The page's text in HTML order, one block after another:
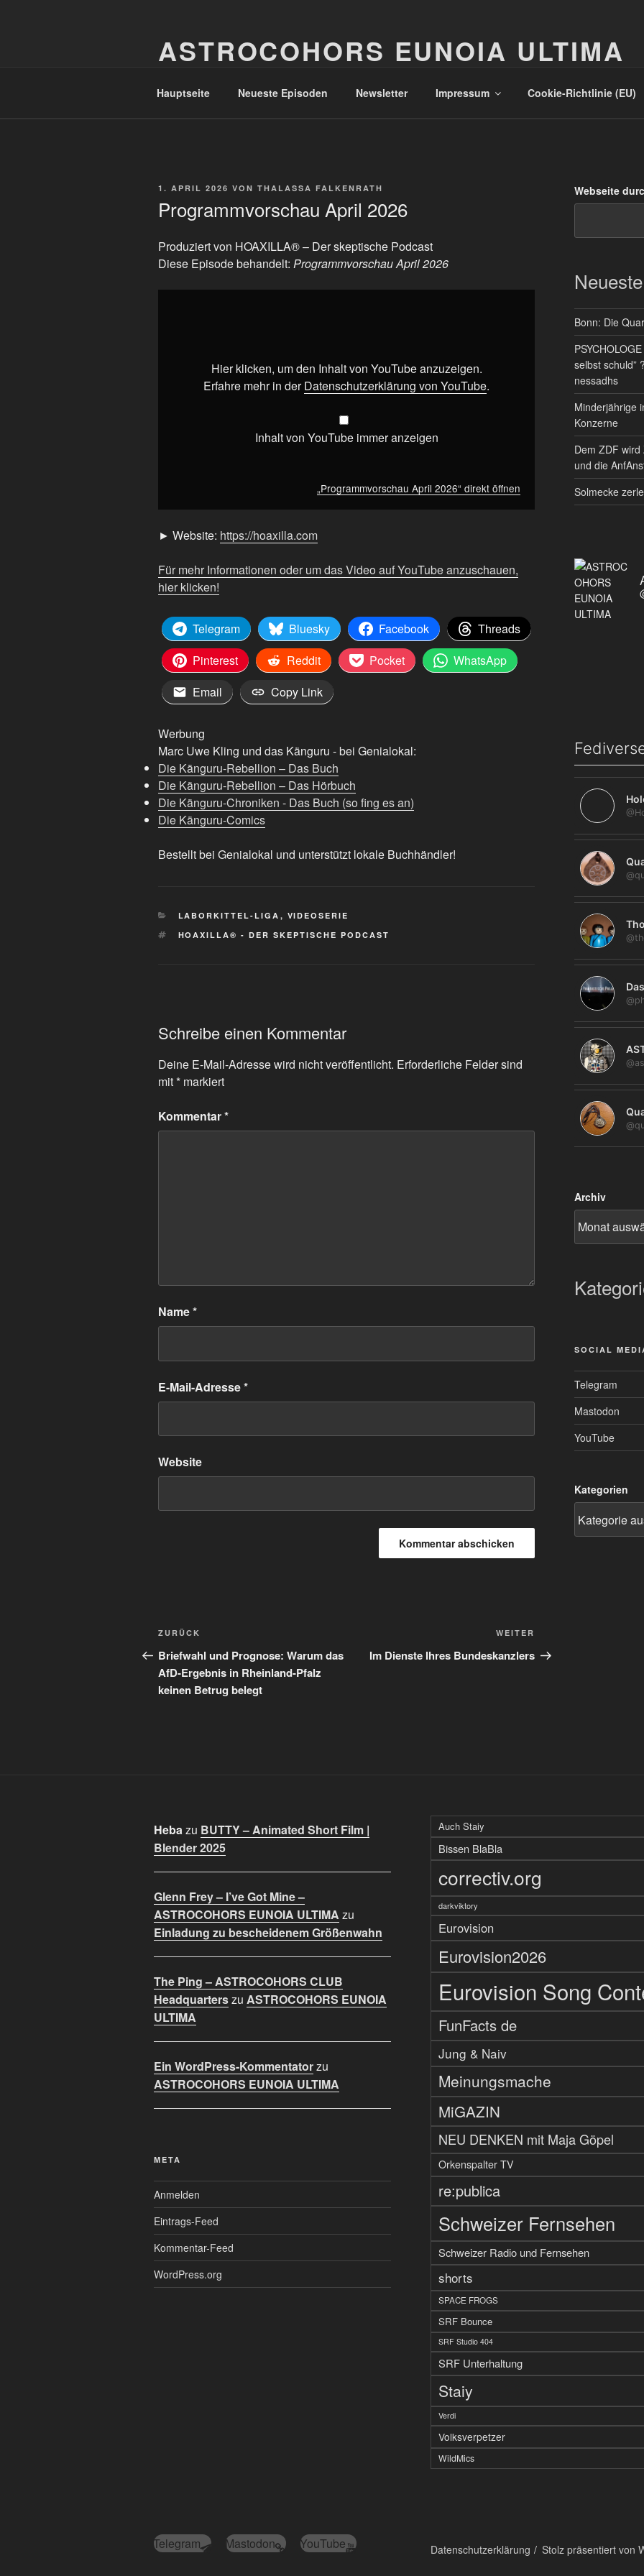
ASTROCOHORS EUNOIA ULTIMA
Hauptseite Neueste Episoden Newsletter Impressum Cookie-Richtlinie (EU)
VERÖFFENTLICHT
1. APRIL 2026 VON THALASSA FALKENRATH
Programmvorschau April 2026
Produziert von HOAXILLA® – Der skeptische Podcast
Diese Episode behandelt: Programmvorschau April 2026
anzeigen
Hier klicken, um den Inhalt von YouTube anzuzeigen.
Erfahre mehr in derDatenschutzerklärung von YouTube.
Inhalt von YouTube immer anzeigen
„Programmvorschau April 2026“ direkt öffnen
► Website: https://hoaxilla.com
Für mehr Informationen oder um das Video auf YouTube anzuschauen,
hier klicken!
Telegram Bluesky Facebook
Threads
Pinterest
Reddit Pocket
WhatsApp
Email
Copy Link
Werbung
Marc Uwe Kling und das Känguru - bei Genialokal:
Die Känguru-Rebellion – Das Buch
Die Känguru-Rebellion – Das Hörbuch
Die Känguru-Chroniken - Das Buch (so fing es an)
Die Känguru-Comics
Bestellt bei Genialokal und unterstützt lokale Buchhändler!
KATEGORIEN
LABORKITTEL-LIGA , VIDEOSERIE
SCHLAGWÖRTER
HOAXILLA® - DER SKEPTISCHE PODCAST
Schreibe einen Kommentar
Deine E-Mail-Adresse wird nicht veröffentlicht. Erforderliche Felder sind
mit* markiert
Kommentar*
Name*
E-Mail-Adresse*
Website
Beitragsnavigation
Vorheriger
Beitrag
ZURÜCK
Briefwahl und Prognose: Warum das
AfD-Ergebnis in Rheinland-Pfalz
keinen Betrug belegt
Beitrag
WEITER
Im Dienste Ihres Bundeskanzlers
Webseite
Bonn: Die
selbst schuld”
nessadhs
Minderjährige
Konzerne
Dem ZDF
und die
Solmecke
Archiv
SOCIAL
Telegram
Mastodon
YouTube
Kategorien
Hebazu BUTTY – Animated Short Film |
Blender 2025
Glenn Frey – I’ve Got Mine –
ASTROCOHORS EUNOIA ULTIMA zu
Einladung zu bescheidenem Größenwahn
The Ping – ASTROCOHORS CLUB
Headquarterszu ASTROCOHORS EUNOIA
ULTIMA
Ein WordPress-Kommentatorzu
ASTROCOHORS EUNOIA ULTIMA
META
Anmelden
Eintrags-Feed
Kommentar-Feed
WordPress.org
Auch Staiy
Bissen BlaBla
correctiv.org
darkviktory
Eurovision
Eurovision2026
Eurovision Song
FunFacts de
Jung & Naiv
Meinungsmache
MiGAZIN
NEU DENKEN mit Maja Göpel
Orkenspalter TV
re:publica
Schweizer Fernsehen
Schweizer Radio und Fernsehen
shorts
SPACE FROGS
SRF Bounce
SRF Studio 404
SRF Unterhaltung
Staiy
Verdi
Volksverpetzer
WildMics
Telegram Mastodon YouTube Datenschutzerklärung Stolz präsentiert von